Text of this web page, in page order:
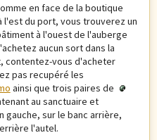
en face de la boutique
l'est du port, vous trouverez un
à l'ouest de l'auberge
aucun sort dans la
contentez-vous d'acheter
pas recupéré les
ainsi que trois paires de
au sanctuaire et
gauche, sur le banc arrière,
l'autel.